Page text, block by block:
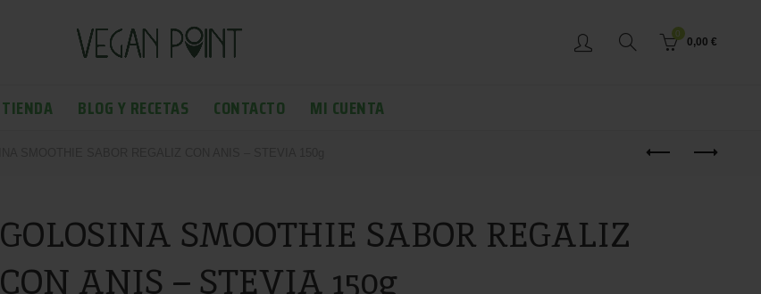
0
0,00 €
TIENDA BLOG Y RECETAS CONTACTO MI CUENTA
GOLOSINA SMOOTHIE SABOR REGALIZ
CON ANIS – STEVIA 150g